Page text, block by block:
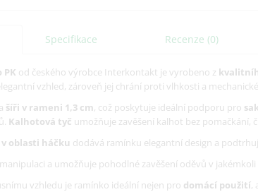
Specifikace Recenze (0)
od českého výrobce Interkontakt je vyrobeno z
vzhled, zároveň jej chrání proti vlhkosti a
a šíři v rameni 1,3 cm, což poskytuje ideální podporu pro
Kalhotová tyč umožňuje zavěšení kalhot bez pomačkání,
oblasti háčku dodává ramínku elegantní design a
a umožňuje pohodlné zavěšení oděvů v
vzhledu je ramínko ideální nejen pro domácí použití,